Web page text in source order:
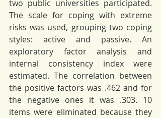
two public universities participated.
The scale for coping with extreme
risks was used, grouping two coping
styles: active and passive. An
exploratory factor analysis and
internal consistency index were
estimated. The correlation between
the positive factors was .462 and for
the negative ones it was .303. 10
items were eliminated because they